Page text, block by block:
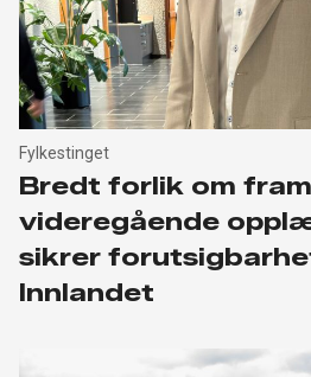
Fylkestinget
Bredt forlik om
videregående
sikrer
Innlandet